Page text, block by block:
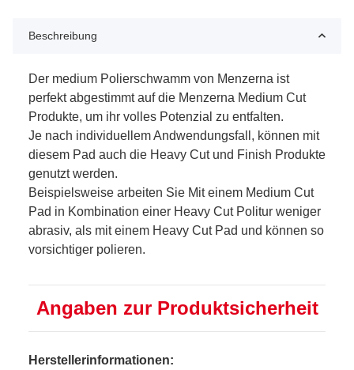
Beschreibung
Der medium Polierschwamm von Menzerna ist
perfekt abgestimmt auf die Menzerna Medium Cut
Produkte, um ihr volles Potenzial zu entfalten.
Je nach individuellem Andwendungsfall, können mit
diesem Pad auch die Heavy Cut und Finish Produkte
genutzt werden.
Beispielsweise arbeiten Sie Mit einem Medium Cut
Pad in Kombination einer Heavy Cut Politur weniger
abrasiv, als mit einem Heavy Cut Pad und können so
vorsichtiger polieren.
Angaben zur Produktsicherheit
Herstellerinformationen: